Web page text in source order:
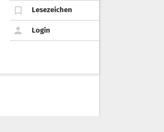
Lesezeichen
Login